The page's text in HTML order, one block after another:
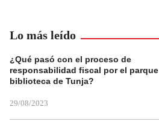
Lo más leído
¿Qué pasó con el proceso de
responsabilidad fiscal por el parque
biblioteca de Tunja?
29/08/2023